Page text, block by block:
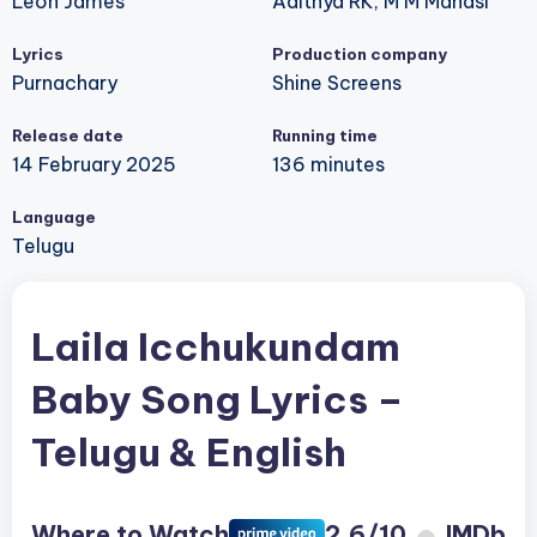
Lyrics
Purnachary
Production company
Shine Screens
Release date
14 February 2025
Running time
136 minutes
Language
Telugu
Laila Icchukundam
Baby Song Lyrics –
Telugu & English